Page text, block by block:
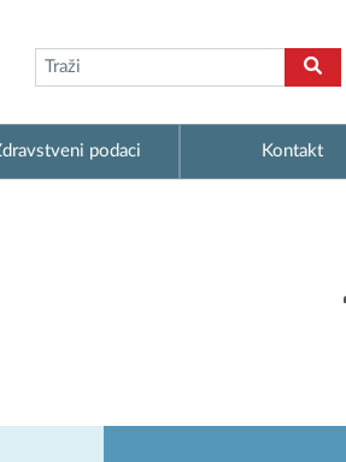
podaci Kontakt